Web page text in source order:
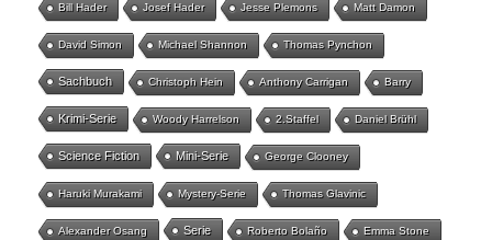
Bill Hader Josef Hader Jesse Plemons Matt Damon
David Simon Michael Shannon Thomas Pynchon
Sachbuch Christoph Hein Anthony Carrigan Barry
Krimi-Serie Woody Harrelson 2.Staffel Daniel Brühl
Science Fiction Mini-Serie George Clooney
Haruki Murakami Mystery-Serie Thomas Glavinic
Alexander Osang Serie Roberto Bolaño Emma Stone